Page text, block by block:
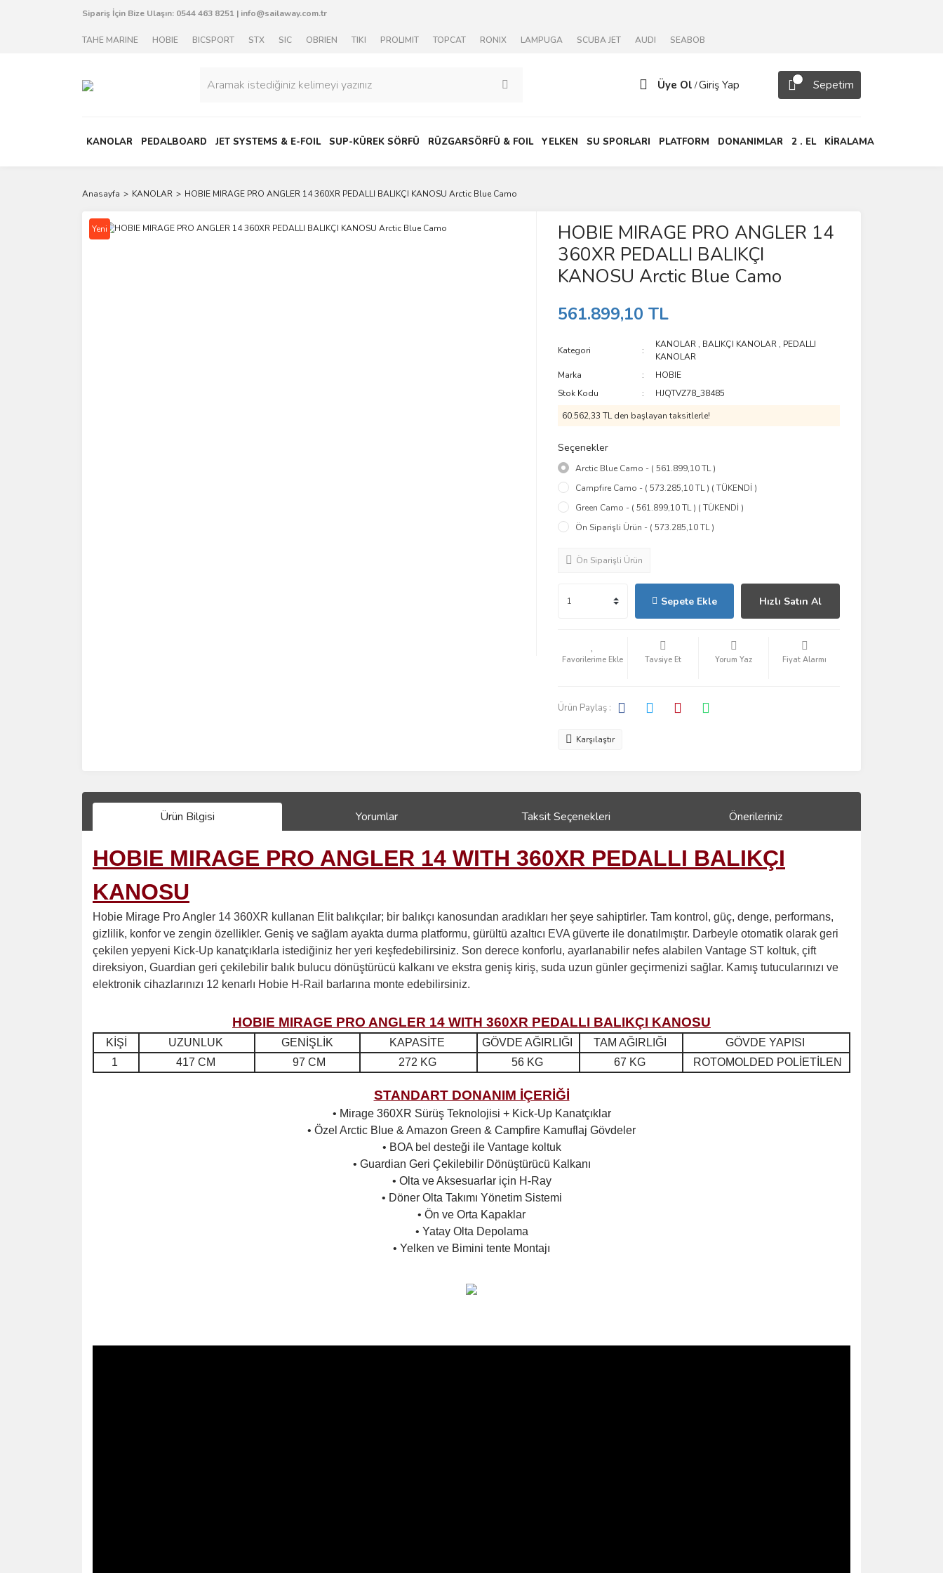
Sipariş İçin Bize Ulaşın: 0544 463 8251 | info@sailaway.com.tr
TAHE MARINE HOBIE BICSPORT STX SIC OBRIEN TIKI PROLIMIT TOPCAT RONIX LAMPUGA SCUBA JET AUDI SEABOB
Üye Ol /Giriş Yap Sepetim
KANOLAR PEDALBOARD JET SYSTEMS & E-FOIL SUP-KÜREK SÖRFÜ RÜZGARSÖRFÜ & FOIL YELKEN SU SPORLARI PLATFORM DONANIMLAR 2 . EL KİRALAMA
Anasayfa KANOLAR HOBIE MIRAGE PRO ANGLER 14 360XR PEDALLI BALIKÇI KANOSU Arctic Blue Camo
Yeni
HOBIE MIRAGE PRO ANGLER 14
360XR PEDALLI BALIKÇI
KANOSU Arctic Blue Camo
561.899,10 TL
Kategori
KANOLAR , BALIKÇI KANOLAR , PEDALLI
KANOLAR
Marka
HOBIE
Stok Kodu
HJQTVZ78_38485
60.562,33 TL den başlayan taksitlerle!
Seçenekler
Arctic Blue Camo - ( 561.899,10 TL )
Campfire Camo - ( 573.285,10 TL ) ( TÜKENDİ )
Green Camo - ( 561.899,10 TL ) ( TÜKENDİ )
Ön Siparişli Ürün - ( 573.285,10 TL )
Ön Siparişli Ürün
Sepete Ekle Hızlı Satın Al
Tavsiye Et Yorum Yaz Fiyat Alarmı
Ürün Paylaş :
Karşılaştır
Ürün Bilgisi Yorumlar Taksit Seçenekleri Önerileriniz
HOBIE MIRAGE PRO ANGLER 14 WITH 360XR PEDALLI BALIKÇI
KANOSU
Hobie Mirage Pro Angler 14 360XR kullanan Elit balıkçılar; bir balıkçı kanosundan aradıkları her şeye sahiptirler. Tam kontrol, güç, denge, performans,
gizlilik, konfor ve zengin özellikler. Geniş ve sağlam ayakta durma platformu, gürültü azaltıcı EVA güverte ile donatılmıştır. Darbeyle otomatik olarak geri
çekilen yepyeni Kick-Up kanatçıklarla istediğiniz her yeri keşfedebilirsiniz. Son derece konforlu, ayarlanabilir nefes alabilen Vantage ST koltuk, çift
direksiyon, Guardian geri çekilebilir balık bulucu dönüştürücü kalkanı ve ekstra geniş kiriş, suda uzun günler geçirmenizi sağlar. Kamış tutucularınızı ve
elektronik cihazlarınızı 12 kenarlı Hobie H-Rail barlarına monte edebilirsiniz.
HOBIE MIRAGE PRO ANGLER 14 WITH 360XR PEDALLI BALIKÇI KANOSU
KİŞİ UZUNLUK GENİŞLİK KAPASİTE GÖVDE AĞIRLIĞI TAM AĞIRLIĞI
GÖVDE YAPISI
1
417 CM 97 CM 272 KG 56 KG 67 KG ROTOMOLDED POLİETİLEN
STANDART DONANIM İÇERİĞİ
• Mirage 360XR Sürüş Teknolojisi + Kick-Up Kanatçıklar
• Özel Arctic Blue & Amazon Green & Campfire Kamuflaj Gövdeler
• BOA bel desteği ile Vantage koltuk
• Guardian Geri Çekilebilir Dönüştürücü Kalkanı
• Olta ve Aksesuarlar için H-Ray
• Döner Olta Takımı Yönetim Sistemi
• Ön ve Orta Kapaklar
• Yatay Olta Depolama
• Yelken ve Bimini tente Montajı